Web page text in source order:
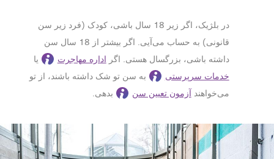
در بلژیک، اگر زیر 18 سال باشی، کودک (فرد زیر سن
قانونی) به حساب می‌آیی. اگر بیشتر از 18 سال سن
داشته باشی، بزرگسال هستی. اگر اداره مهاجرت
یا
خدمات سرپرستی
به سن تو شک داشته باشند، از تو
می‌خواهندآزمون تعیین سن بدهی.